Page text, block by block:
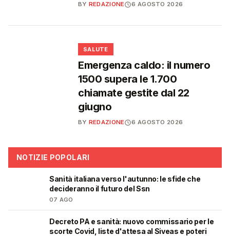
BY REDAZIONE 6 AGOSTO 2026
SALUTE
Emergenza caldo: il numero
1500 supera le 1.700
chiamate gestite dal 22
giugno
BY REDAZIONE 6 AGOSTO 2026
NOTIZIE POPOLARI
Sanità italiana verso l'autunno: le sfide che
decideranno il futuro del Ssn
07 AGO
Decreto PA e sanità: nuovo commissario per le
scorte Covid, liste d'attesa al Siveas e poteri